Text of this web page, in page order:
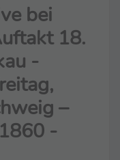
bei
18.
-
–
-